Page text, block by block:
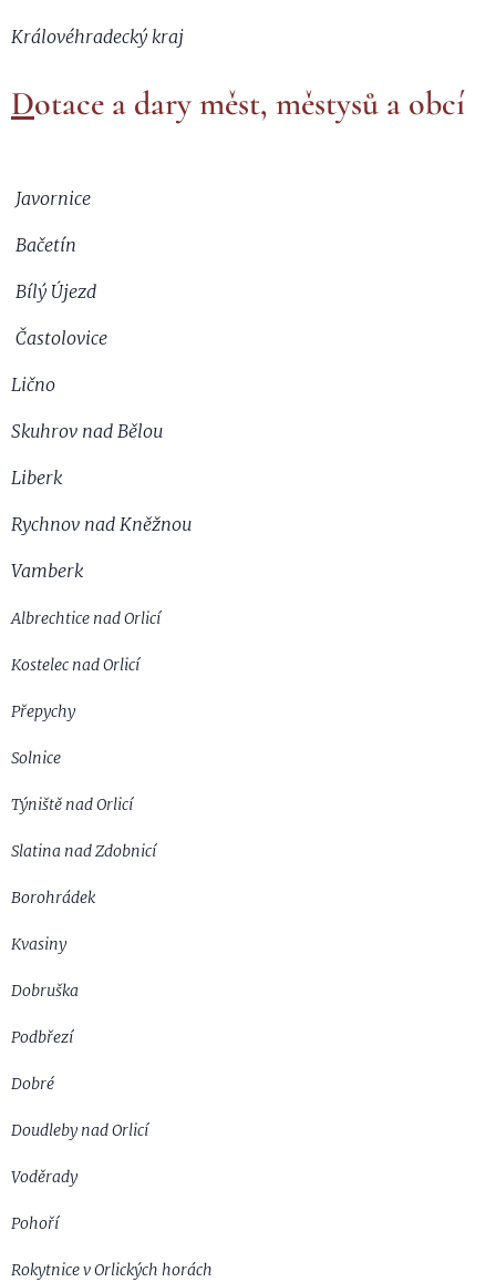
Královéhradecký kraj
Dotace a dary měst, městysů a obcí
Javornice
Bačetín
Bílý Újezd
Častolovice
Lično
Skuhrov nad Bělou
Liberk
Rychnov nad Kněžnou
Vamberk
Albrechtice nad Orlicí
Kostelec nad Orlicí
Přepychy
Solnice
Týniště nad Orlicí
Slatina nad Zdobnicí
Borohrádek
Kvasiny
Dobruška
Podbřezí
Dobré
Doudleby nad Orlicí
Voděrady
Pohoří
Rokytnice v Orlických horách